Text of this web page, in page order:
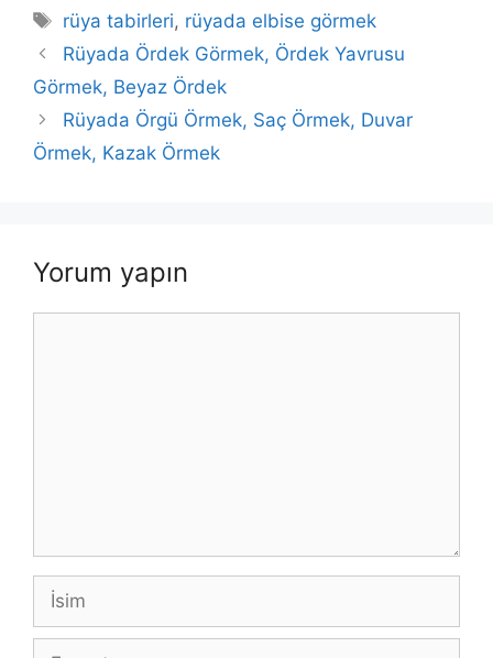
Etiketler
rüya tabirleri, rüyada elbise görmek
Rüyada Ördek Görmek, Ördek Yavrusu
Görmek, Beyaz Ördek
Rüyada Örgü Örmek, Saç Örmek, Duvar
Örmek, Kazak Örmek
Yorum yapın
İsim